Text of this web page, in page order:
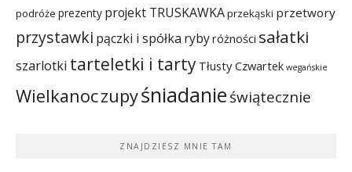
podróże prezenty projekt TRUSKAWKAprzekąski przetwory
przystawki pączki i spółka rybyróżności sałatki
szarlotki tarteletki i tarty Tłusty Czwartek wegańskie
Wielkanoczupyśniadanieświątecznie
ZNAJDZIESZ MNIE TAM